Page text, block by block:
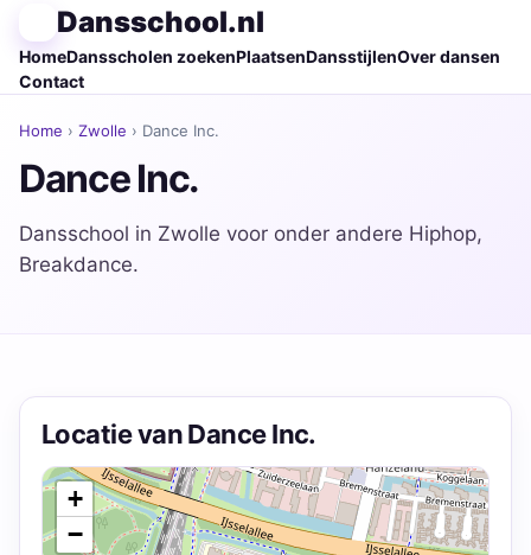
Dansschool.nl
HomeDansscholen zoekenPlaatsenDansstijlenOver dansen
Contact
Home › Zwolle › Dance Inc.
Dance Inc.
Dansschool in Zwolle voor onder andere Hiphop,
Breakdance.
Locatie van Dance Inc.
+
−